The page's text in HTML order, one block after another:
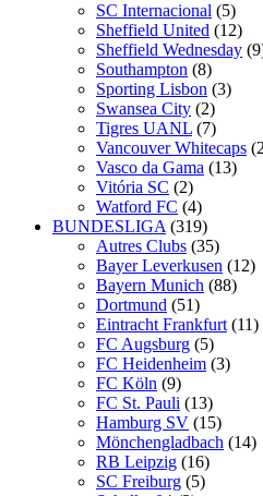
SC Internacional (5)
Sheffield United (12)
Sheffield Wednesday
Southampton (8)
Sporting Lisbon (3)
Swansea City (2)
Tigres UANL (7)
Vancouver Whitecaps
Vasco da Gama (13)
Vitória SC (2)
Watford FC (4)
BUNDESLIGA (319)
Autres Clubs (35)
Bayer Leverkusen (12)
Bayern Munich (88)
Dortmund (51)
Eintracht Frankfurt (11)
FC Augsburg (5)
FC Heidenheim (3)
FC Köln (9)
FC St. Pauli (13)
Hamburg SV (15)
Mönchengladbach (14)
RB Leipzig (16)
SC Freiburg (5)